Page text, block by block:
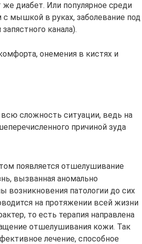
диабет. Или популярное среди
мышкой в руках, заболевание под
канала).
онемения в кистях и
сложность ситуации, ведь на
причиной зуда
появляется отшелушивание
вызванная аномально
возникновения патологии до сих
на протяжении всей жизни
то есть терапия направлена
отшелушивания кожи. Так
лечение, способное